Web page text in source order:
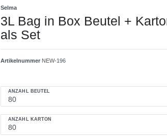
Selma
3L Bag in Box Beutel +
als Set
Artikelnummer NEW-196
ANZAHL BEUTEL
ANZAHL KARTON